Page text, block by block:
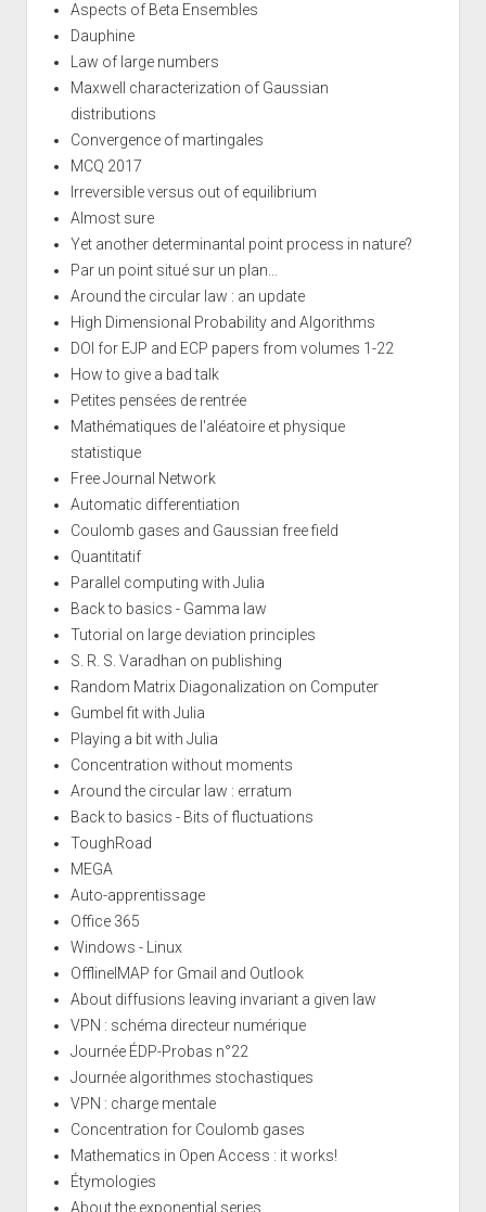
Aspects of Beta Ensembles
Dauphine
Law of large numbers
Maxwell characterization of Gaussian
distributions
Convergence of martingales
MCQ 2017
Irreversible versus out of equilibrium
Almost sure
Yet another determinantal point process in nature?
Par un point situé sur un plan...
Around the circular law : an update
High Dimensional Probability and Algorithms
DOI for EJP and ECP papers from volumes 1-22
How to give a bad talk
Petites pensées de rentrée
Mathématiques de l'aléatoire et physique
statistique
Free Journal Network
Automatic differentiation
Coulomb gases and Gaussian free field
Quantitatif
Parallel computing with Julia
Back to basics - Gamma law
Tutorial on large deviation principles
S. R. S. Varadhan on publishing
Random Matrix Diagonalization on Computer
Gumbel fit with Julia
Playing a bit with Julia
Concentration without moments
Around the circular law : erratum
Back to basics - Bits of fluctuations
ToughRoad
MEGA
Auto-apprentissage
Office 365
Windows - Linux
OfflineIMAP for Gmail and Outlook
About diffusions leaving invariant a given law
VPN : schéma directeur numérique
Journée ÉDP-Probas n°22
Journée algorithmes stochastiques
VPN : charge mentale
Concentration for Coulomb gases
Mathematics in Open Access : it works!
Étymologies
About the exponential series